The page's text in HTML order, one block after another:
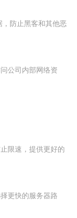
防止黑客和其他恶
公司内部网络资
限速，提供更好的
更快的服务器路